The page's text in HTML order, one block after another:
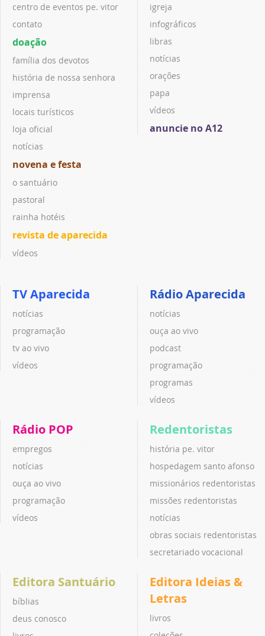
centro de eventos pe. vitor
contato
doação
família dos devotos
história de nossa senhora
imprensa
locais turísticos
loja oficial
notícias
novena e festa
o santuário
pastoral
rainha hotéis
revista de aparecida
vídeos
igreja
infográficos
libras
notícias
orações
papa
vídeos
anuncie no A12
TV Aparecida
notícias
programação
tv ao vivo
vídeos
Rádio Aparecida
notícias
ouça ao vivo
podcast
programação
programas
vídeos
Rádio POP
empregos
notícias
ouça ao vivo
programação
vídeos
Redentoristas
história pe. vitor
hospedagem santo afonso
missionários redentoristas
missões redentoristas
notícias
obras sociais redentoristas
secretariado vocacional
Editora Santuário
bíblias
deus conosco
Editora Ideias &
Letras
livros